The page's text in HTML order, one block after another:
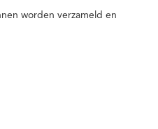
worden verzameld en